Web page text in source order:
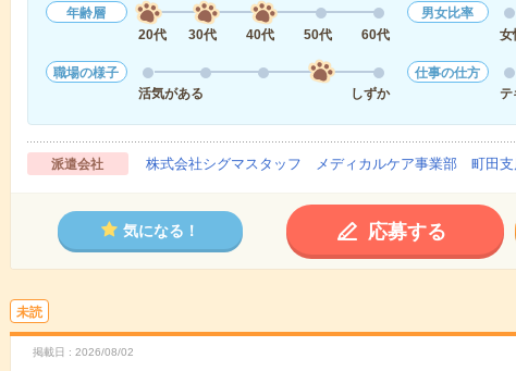
年齢層
20代
30代 40代 50代 60代
男女比率
女
職場の様子
活気がある
しずか
仕事の仕方
テ
派遣会社 株式会社シグマスタッフ メディカルケア事業部 町田支
気になる！ 応募する
未読
掲載日 2026/08/02